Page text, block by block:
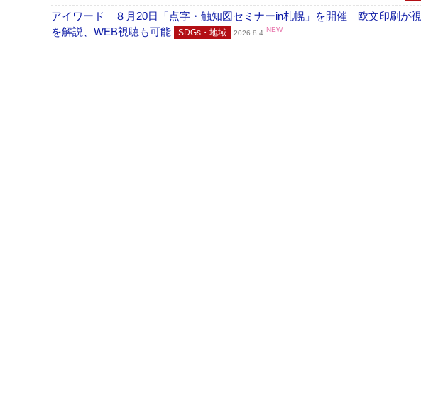
アイワード ８月20日「点字・触知図セミナーin札幌」を開催 欧文印刷が
を解説、WEB視聴も可能
SDGs・地域 2026.8.4 NEW